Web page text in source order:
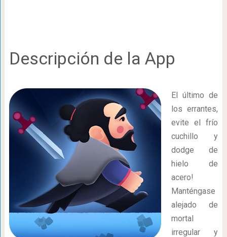
Descripción de la App
El último de
los errantes,
evite el frío
cuchillo y
dodge de
hielo de
acero!
Manténgase
alejado de
mortal
irregular y